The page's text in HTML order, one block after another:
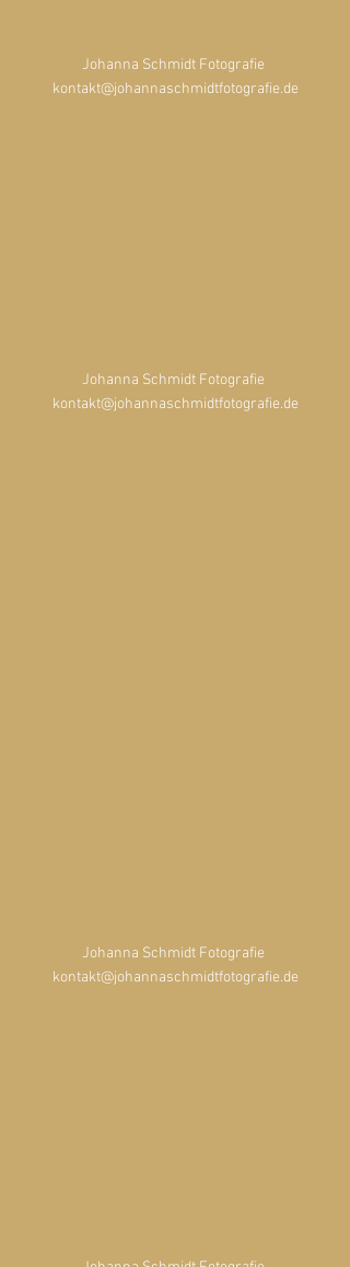
Johanna Schmidt Fotografie
kontakt@johannaschmidtfotografie.de
Johanna Schmidt Fotografie
kontakt@johannaschmidtfotografie.de
Johanna Schmidt Fotografie
kontakt@johannaschmidtfotografie.de